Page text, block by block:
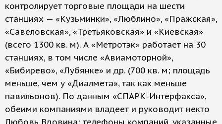
контролирует торговые площади на шести
станциях — «Кузьминки», «Люблино», «Пражская»,
«Савеловская», «Третьяковская» и «Киевская»
(всего 1300 кв. м). А «Метротэк» работает на 30
станциях, в том числе «Авиамоторной»,
«Бибирево», «Лубянке» и др. (700 кв. м; площадь
меньше, чем у «Диалмета», так как меньше
павильонов). По данным «СПАРК-Интерфакса»,
обеими компаниями владеет и руководит некто